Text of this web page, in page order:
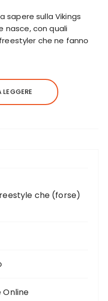
sapere sulla Vikings
nasce, con quali
che ne fanno
che (forse)
Online